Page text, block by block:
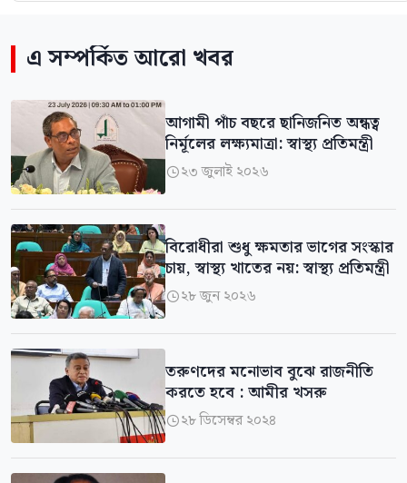
এ সম্পর্কিত আরো খবর
আগামী পাঁচ বছরে ছানিজনিত অন্ধত্ব
নির্মূলের লক্ষ্যমাত্রা: স্বাস্থ্য প্রতিমন্ত্রী
২৩ জুলাই ২০২৬
বিরোধীরা শুধু ক্ষমতার ভাগের সংস্কার
চায়, স্বাস্থ্য খাতের নয়: স্বাস্থ্য প্রতিমন্ত্রী
২৮ জুন ২০২৬
তরুণদের মনোভাব বুঝে রাজনীতি
করতে হবে : আমীর খসরু
২৮ ডিসেম্বর ২০২৪